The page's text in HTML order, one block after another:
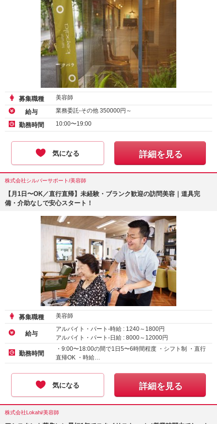
募集職種 美容師
給与 業務委託-その他 350000円～
勤務時間 10:00〜19:00
気になる 詳細を見る
株式会社シルバーサポート/美容師
【月1日〜OK／直行直帰】未経験・ブランク歓迎の訪問美容｜道具完
備・介助なしで安心スタート！
募集職種 美容師
給与
アルバイト・パート-時給 : 1240～ 1800円
アルバイト・パート-日給 : 8000～ 12000円
勤務時間
・9:00〜18:00の間で1日5〜6時間程度 ・シフト制 ・直行
直帰OK ・時給…
気になる 詳細を見る
株式会社Lokahi/美容師